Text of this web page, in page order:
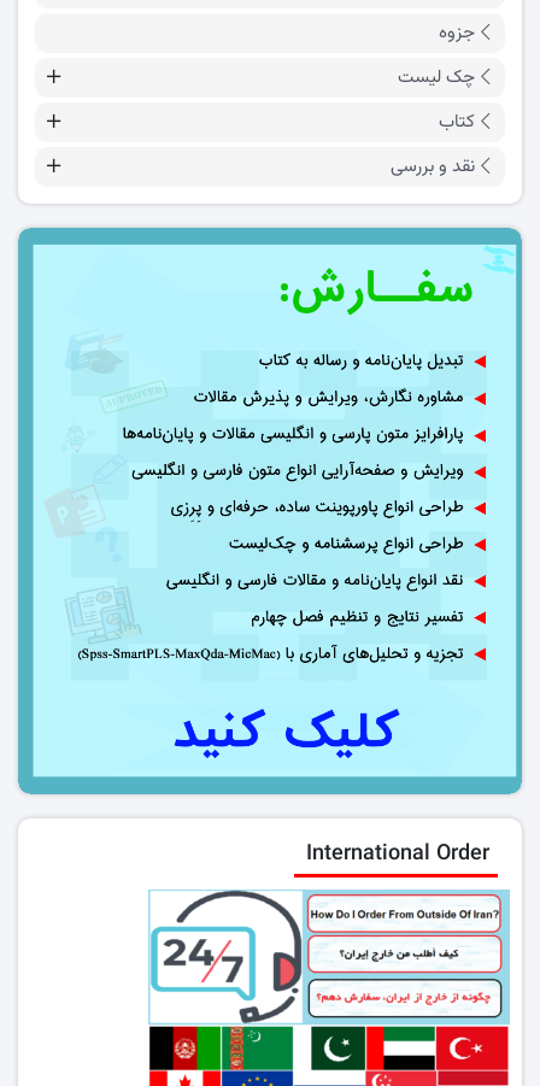
جزوه
چک لیست
کتاب
نقد و بررسی
International Order